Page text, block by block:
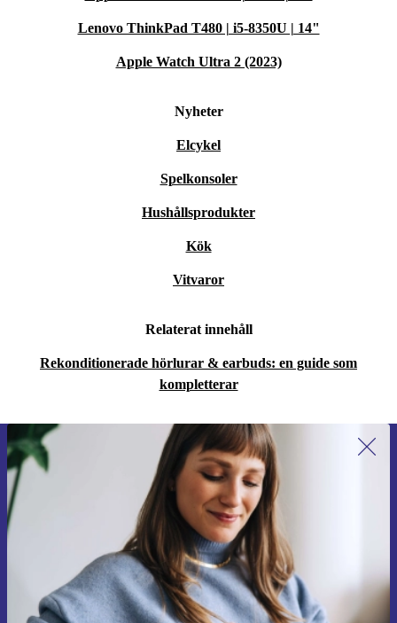
Lenovo ThinkPad T480 | i5-8350U | 14"
Apple Watch Ultra 2 (2023)
Nyheter
Elcykel
Spelkonsoler
Hushållsprodukter
Kök
Vitvaror
Relaterat innehåll
Rekonditionerade hörlurar & earbuds: en guide som
kompletterar
Anmäl dig till vårt nyhetsbrev för
första gången och spara 200 kr!
Missa aldrig ett erbjudande igen.
Begär kupong